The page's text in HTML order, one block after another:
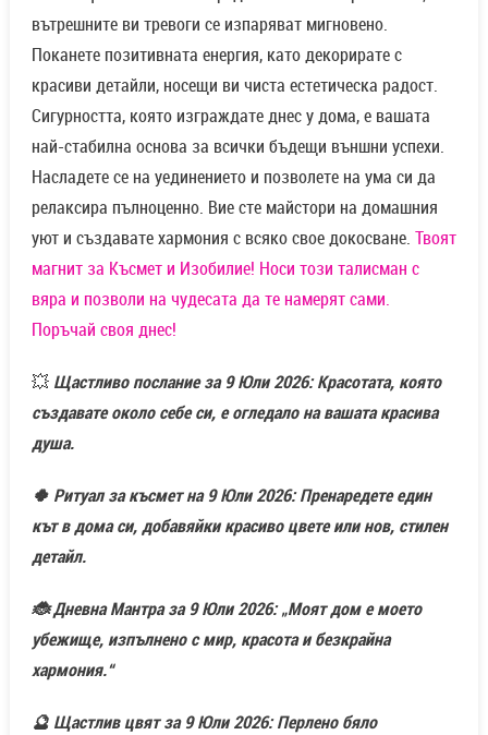
вътрешните ви тревоги се изпаряват мигновено.
Поканете позитивната енергия, като декорирате с
красиви детайли, носещи ви чиста естетическа радост.
Сигурността, която изграждате днес у дома, е вашата
най-стабилна основа за всички бъдещи външни успехи.
Насладете се на уединението и позволете на ума си да
релаксира пълноценно. Вие сте майстори на домашния
уют и създавате хармония с всяко свое докосване. Твоят
магнит за Късмет и Изобилие! Носи този талисман с
вяра и позволи на чудесата да те намерят сами.
Поръчай своя днес!
💥 Щастливо послание за 9 Юли 2026: Красотата, която
създавате около себе си, е огледало на вашата красива
душа.
🍀 Ритуал за късмет на 9 Юли 2026: Пренаредете един
кът в дома си, добавяйки красиво цвете или нов, стилен
детайл.
🐞 Дневна Мантра за 9 Юли 2026: „Моят дом е моето
убежище, изпълнено с мир, красота и безкрайна
хармония.“
🔮 Щастлив цвят за 9 Юли 2026: Перлено бяло